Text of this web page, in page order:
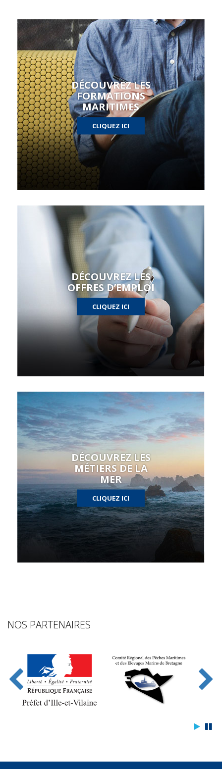
DÉCOUVREZ LES
FORMATIONS
MARITIMES
CLIQUEZ ICI
DÉCOUVREZ LES
OFFRES D’EMPLOI
CLIQUEZ ICI
DÉCOUVREZ LES
MÉTIERS DE LA
MER
CLIQUEZ ICI
NOS PARTENAIRES